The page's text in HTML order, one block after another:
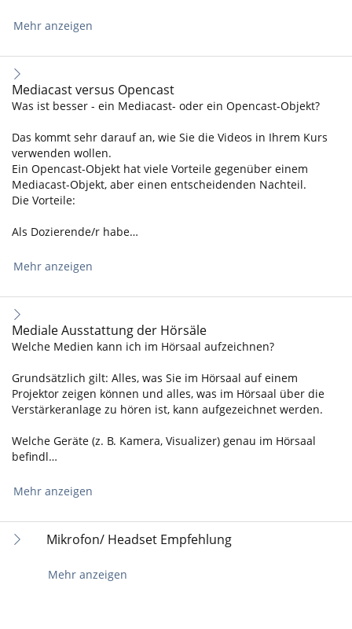
Mehr anzeigen
Mediacast versus Opencast
Was ist besser - ein Mediacast- oder ein Opencast-Objekt?
Das kommt sehr darauf an, wie Sie die Videos in Ihrem Kurs
verwenden wollen.
Ein Opencast-Objekt hat viele Vorteile gegenüber einem
Mediacast-Objekt, aber einen entscheidenden Nachteil.
Die Vorteile:
Als Dozierende/r habe…
Mehr anzeigen
Mediale Ausstattung der Hörsäle
Welche Medien kann ich im Hörsaal aufzeichnen?
Grundsätzlich gilt: Alles, was Sie im Hörsaal auf einem
Projektor zeigen können und alles, was im Hörsaal über die
Verstärkeranlage zu hören ist, kann aufgezeichnet werden.
Welche Geräte (z. B. Kamera, Visualizer) genau im Hörsaal
befindl…
Mehr anzeigen
Mikrofon/ Headset Empfehlung
Mehr anzeigen